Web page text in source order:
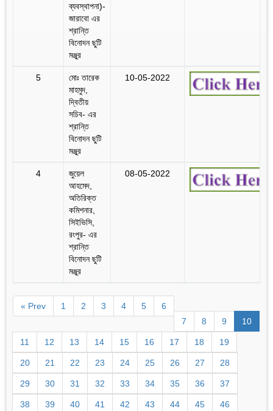
ব্যবস্থাপনা)-
জারাবো এর
শ্রান্তি
বিনোদন ছুটি
মঞ্জুর
5
মোঃ তারেক
মাহমুদ,
দ্বিতীয়
সচিব- এর
শ্রান্তি
বিনোদন ছুটি
মঞ্জুর
10-05-2022
4
জুয়েল
আহমেদ,
অতিরিক্ত
কমিশনার,
সিইভিসি,
রংপুর- এর
শ্রান্তি
বিনোদন ছুটি
মঞ্জুর
08-05-2022
« Prev 1 2 3 4 5
6
7
8 9 10
11 12 13 14 15 16 17 18 19
20 21 22 23 24 25 26 27 28
29 30 31 32 33 34 35 36 37
38 39 40 41 42 43 44 45 46